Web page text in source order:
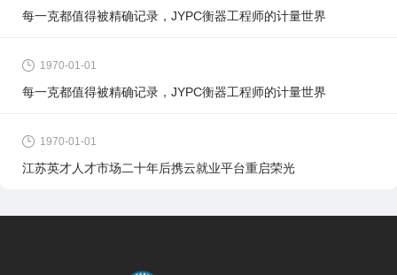
每一克都值得被精确记录，JYPC衡器工程师的计量世界
1970-01-01
每一克都值得被精确记录，JYPC衡器工程师的计量世界
1970-01-01
江苏英才人才市场二十年后携云就业平台重启荣光